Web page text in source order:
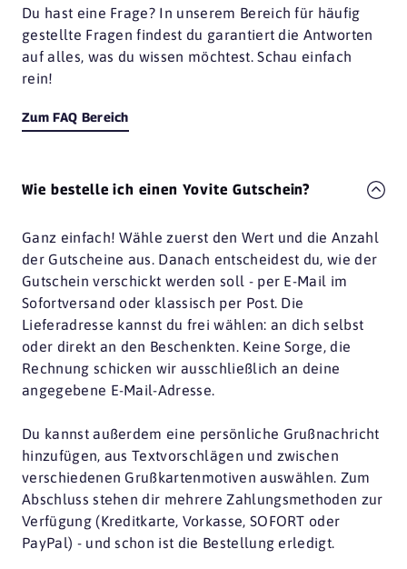
Du hast eine Frage? In unserem Bereich für häufig
gestellte Fragen findest du garantiert die Antworten
auf alles, was du wissen möchtest. Schau einfach
rein!
Zum FAQ Bereich
Wie bestelle ich einen Yovite Gutschein?
Ganz einfach! Wähle zuerst den Wert und die Anzahl
der Gutscheine aus. Danach entscheidest du, wie der
Gutschein verschickt werden soll - per E-Mail im
Sofortversand oder klassisch per Post. Die
Lieferadresse kannst du frei wählen: an dich selbst
oder direkt an den Beschenkten. Keine Sorge, die
Rechnung schicken wir ausschließlich an deine
angegebene E-Mail-Adresse.
Du kannst außerdem eine persönliche Grußnachricht
hinzufügen, aus Textvorschlägen und zwischen
verschiedenen Grußkartenmotiven auswählen. Zum
Abschluss stehen dir mehrere Zahlungsmethoden zur
Verfügung (Kreditkarte, Vorkasse, SOFORT oder
PayPal) - und schon ist die Bestellung erledigt.